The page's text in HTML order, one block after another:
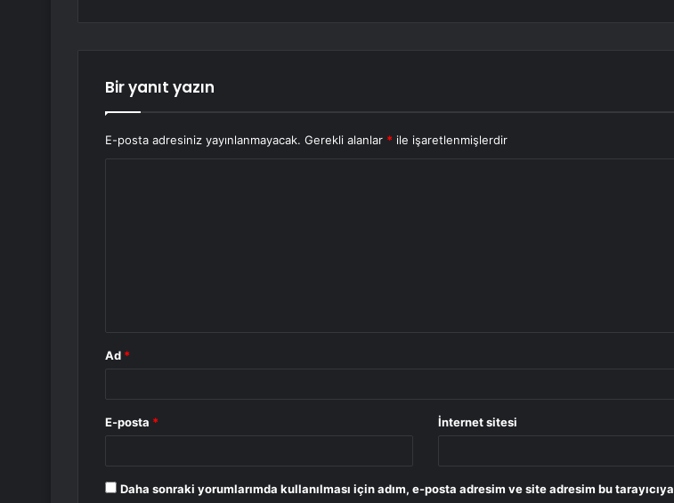
Bir yanıt yazın
E-posta adresiniz yayınlanmayacak. Gerekli alanlar * ile işaretlenmişlerdir
Ad *
E-posta * İnternet sitesi
Daha sonraki yorumlarımda kullanılması için adım, e-posta adresim ve site adresim bu tarayıcıya